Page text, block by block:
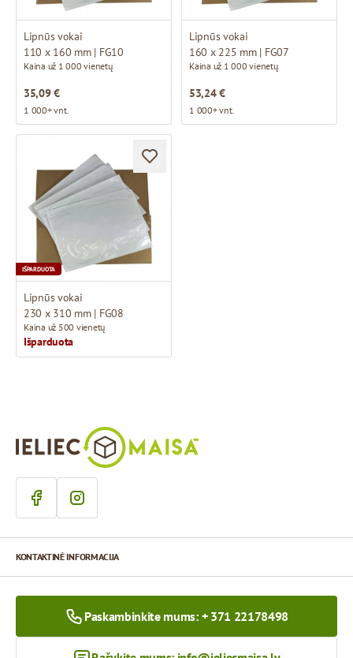
Lipnūs vokai
110 x 160 mm | FG10
Kaina už 1 000 vienetų
35,09 €
1 000+ vnt.
Lipnūs vokai
160 x 225 mm | FG07
Kaina už 1 000 vienetų
53,24 €
1 000+ vnt.
IŠPARDUOTA
Lipnūs vokai
230 x 310 mm | FG08
Kaina už 500 vienetų
Išparduota
KONTAKTINĖ INFORMACIJA
Paskambinkite mums: + 371 22178498